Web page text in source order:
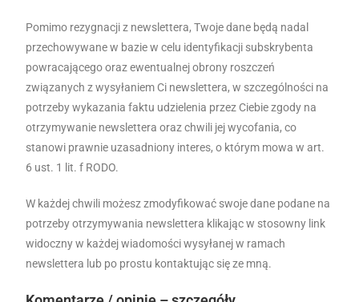
Pomimo rezygnacji z newslettera, Twoje dane będą nadal
przechowywane w bazie w celu identyfikacji subskrybenta
powracającego oraz ewentualnej obrony roszczeń
związanych z wysyłaniem Ci newslettera, w szczególności na
potrzeby wykazania faktu udzielenia przez Ciebie zgody na
otrzymywanie newslettera oraz chwili jej wycofania, co
stanowi prawnie uzasadniony interes, o którym mowa w art.
6 ust. 1 lit. f RODO.
W każdej chwili możesz zmodyfikować swoje dane podane na
potrzeby otrzymywania newslettera klikając w stosowny link
widoczny w każdej wiadomości wysyłanej w ramach
newslettera lub po prostu kontaktując się ze mną.